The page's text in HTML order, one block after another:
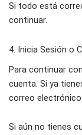
Si todo está
continuar.
4. Inicia Sesión o
Para continuar
cuenta. Si ya
correo
Si aún no tienes